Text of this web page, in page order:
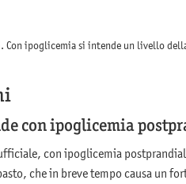
Con ipoglicemia si intende un livello
con ipoglicemia
con ipoglicemia
che in breve tempo causa un